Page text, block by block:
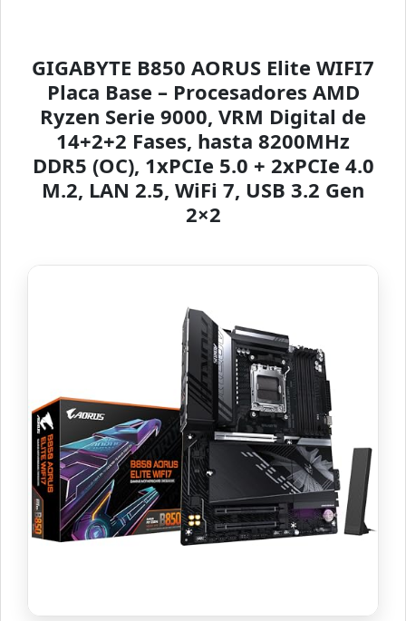
GIGABYTE B850 AORUS Elite WIFI7
Placa Base – Procesadores AMD
Ryzen Serie 9000, VRM Digital de
14+2+2 Fases, hasta 8200MHz
DDR5 (OC), 1xPCIe 5.0 + 2xPCIe 4.0
M.2, LAN 2.5, WiFi 7, USB 3.2 Gen
2×2